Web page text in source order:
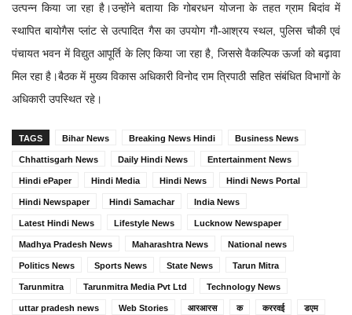
उत्पन्न किया जा रहा है।उन्होंने बताया कि गोबरधन योजना के तहत ग्राम बिदांव में
स्थापित बायोगैस प्लांट से उत्पादित गैस का उपयोग गौ-आश्रय स्थल, पुलिस चौकी एवं
पंचायत भवन में विद्युत आपूर्ति के लिए किया जा रहा है, जिससे वैकल्पिक ऊर्जा को बढ़ावा
मिल रहा है।बैठक में मुख्य विकास अधिकारी विनोद राम त्रिपाठी सहित संबंधित विभागों के
अधिकारी उपस्थित रहे।
TAGS Bihar News Breaking News Hindi Business News
Chhattisgarh News Daily Hindi News Entertainment News
Hindi ePaper Hindi Media Hindi News Hindi News Portal
Hindi Newspaper Hindi Samachar India News
Latest Hindi News Lifestyle News Lucknow Newspaper
Madhya Pradesh News Maharashtra News National news
Politics News Sports News State News Tarun Mitra
Tarunmitra Tarunmitra Media Pvt Ltd Technology News
uttar pradesh news Web Stories आरआरस क कररवई डएम